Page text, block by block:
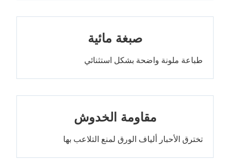
صبغة مائية
طباعة ملونة واضحة بشكل استثنائي
مقاومة الخدوش
تخترق الأحبار ألياف الورق لمنع التلاعب بها